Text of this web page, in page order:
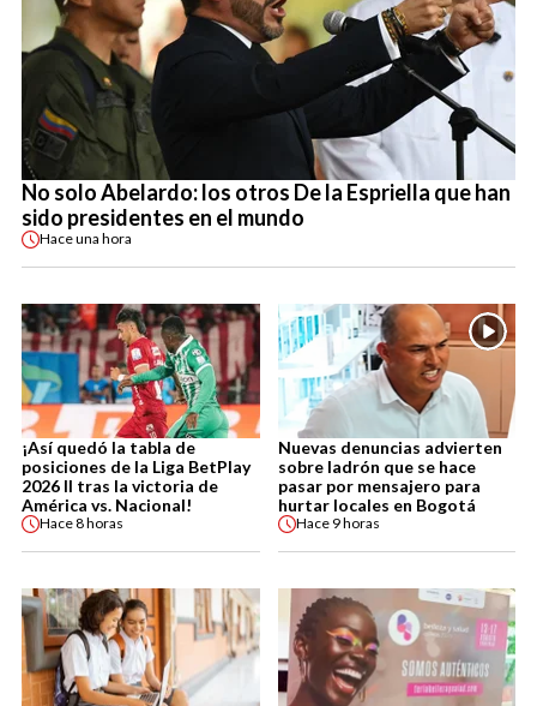
No solo Abelardo: los otros De la Espriella que han
sido presidentes en el mundo
Haceuna hora
¡Así quedó la tabla de
posiciones de la Liga BetPlay
2026 II tras la victoria de
América vs. Nacional!
Hace8 horas
Nuevas denuncias advierten
sobre ladrón que se hace
pasar por mensajero para
hurtar locales en Bogotá
Hace 9 horas